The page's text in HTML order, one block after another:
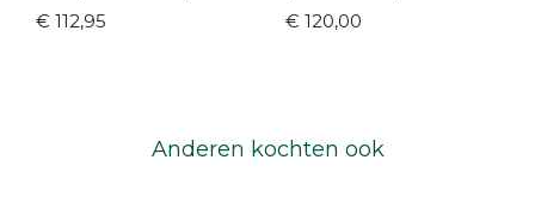
€ 112,95
€ 120,00
Anderen kochten ook